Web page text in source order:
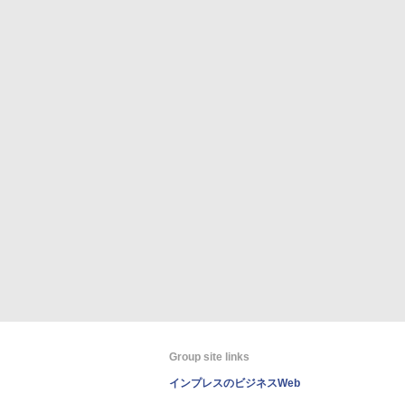
Group site links
インプレスのビジネスWeb